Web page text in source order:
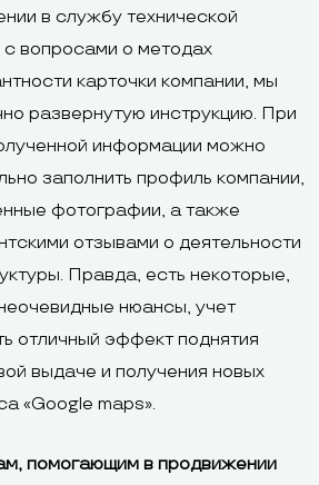
в службу технической
вопросами о методах
карточки компании, мы
развернутую инструкцию. При
информации можно
заполнить профиль компании,
фотографии, а также
отзывами о деятельности
Правда, есть некоторые,
нюансы, учет
отличный эффект поднятия
выдаче и получения новых
«Google maps».
помогающим в продвижении